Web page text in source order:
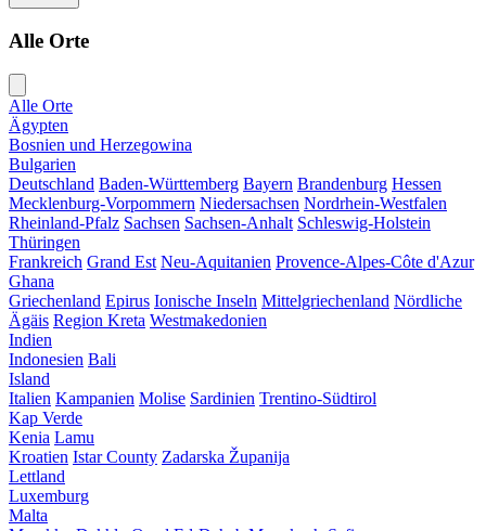
Alle Orte
Alle Orte
Ägypten
Bosnien und Herzegowina
Bulgarien
Deutschland Baden-Württemberg Bayern Brandenburg Hessen
Mecklenburg-Vorpommern Niedersachsen Nordrhein-Westfalen
Rheinland-Pfalz Sachsen Sachsen-Anhalt Schleswig-Holstein
Thüringen
Frankreich Grand Est Neu-Aquitanien Provence-Alpes-Côte d'Azur
Ghana
Griechenland Epirus Ionische Inseln Mittelgriechenland Nördliche
Ägäis Region Kreta Westmakedonien
Indien
Indonesien Bali
Island
Italien Kampanien Molise Sardinien Trentino-Südtirol
Kap Verde
Kenia Lamu
Kroatien Istar County Zadarska Županija
Lettland
Luxemburg
Malta